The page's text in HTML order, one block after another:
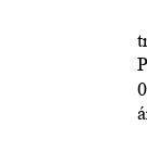
P